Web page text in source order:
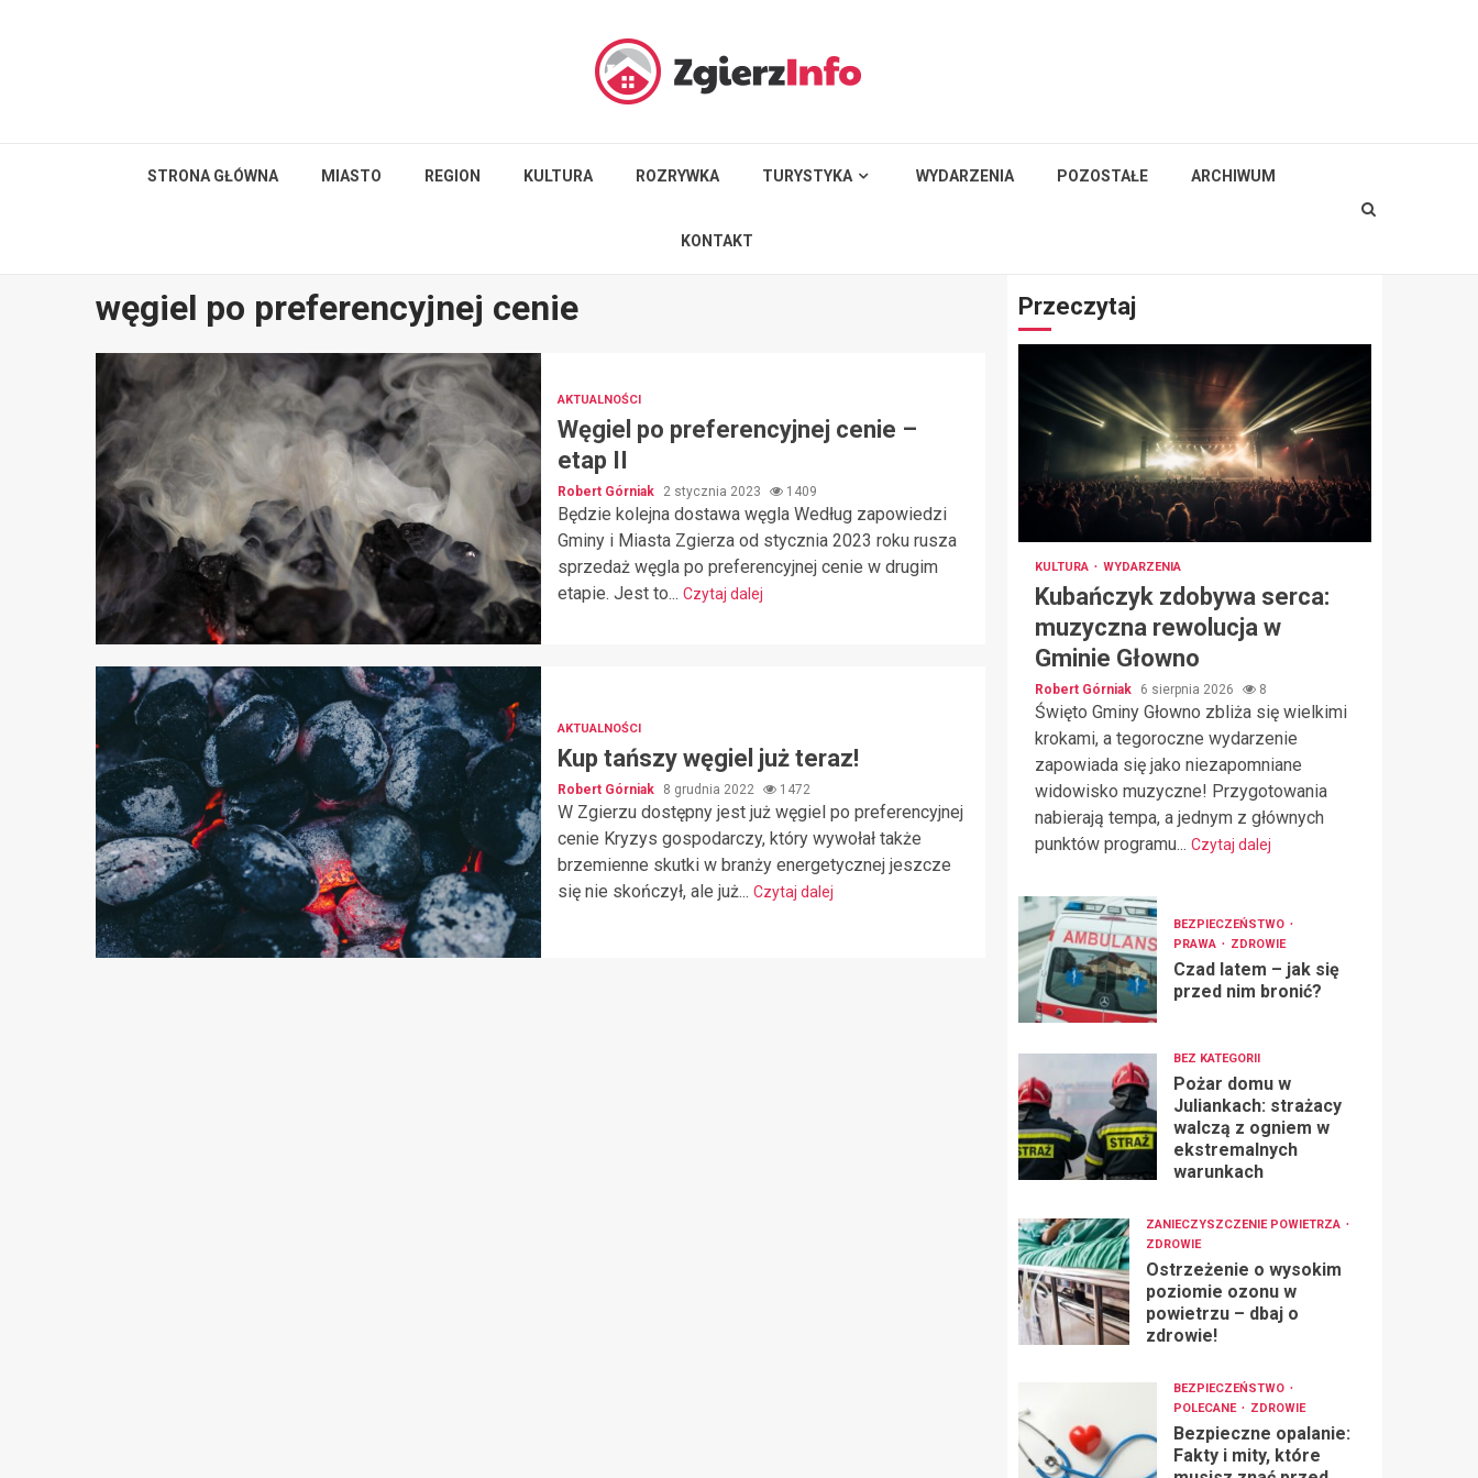
STRONA GŁÓWNA MIASTO REGION KULTURA ROZRYWKA TURYSTYKA WYDARZENIA POZOSTAŁE ARCHIWUM
KONTAKT
węgiel po preferencyjnej cenie
AKTUALNOŚCI
Węgiel po preferencyjnej cenie –
etap II
Robert Górniak 2 stycznia 2023 1409
Będzie kolejna dostawa węgla Według zapowiedzi
Gminy i Miasta Zgierza od stycznia 2023 roku rusza
sprzedaż węgla po preferencyjnej cenie w drugim
etapie. Jest to... Czytaj dalej
AKTUALNOŚCI
Kup tańszy węgiel już teraz!
Robert Górniak 8 grudnia 2022 1472
W Zgierzu dostępny jest już węgiel po preferencyjnej
cenie Kryzys gospodarczy, który wywołał także
brzemienne skutki w branży energetycznej jeszcze
się nie skończył, ale już... Czytaj dalej
Przeczytaj
KULTURA WYDARZENIA
Kubańczyk zdobywa serca:
muzyczna rewolucja w
Gminie Głowno
Robert Górniak 6 sierpnia 2026 8
Święto Gminy Głowno zbliża się wielkimi
krokami, a tegoroczne wydarzenie
zapowiada się jako niezapomniane
widowisko muzyczne! Przygotowania
nabierają tempa, a jednym z głównych
punktów programu... Czytaj dalej
BEZPIECZEŃSTWO
PRAWA
ZDROWIE
Czad latem – jak się
przed nim bronić?
BEZ KATEGORII
Pożar domu w
Juliankach: strażacy
walczą z ogniem w
ekstremalnych
warunkach
ZANIECZYSZCZENIE POWIETRZA
ZDROWIE
Ostrzeżenie o wysokim
poziomie ozonu w
powietrzu – dbaj o
zdrowie!
BEZPIECZEŃSTWO
POLECANE
ZDROWIE
Bezpieczne opalanie:
Fakty i mity, które